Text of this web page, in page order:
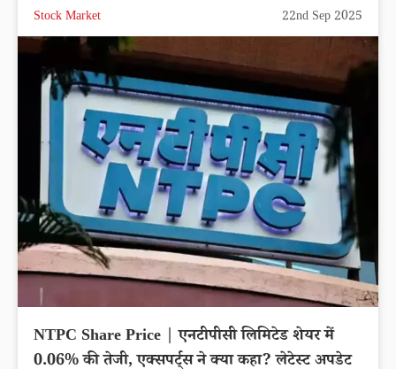
Rs.57.11
Latest News